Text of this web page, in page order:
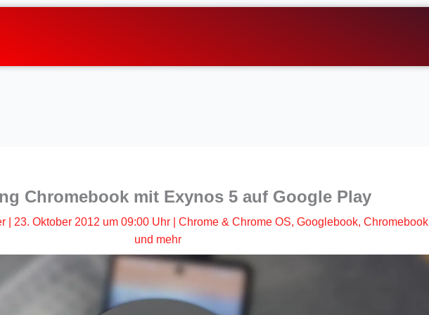
Chromebook mit Exynos 5 auf Google Play
23. Oktober 2012 um 09:00 Uhr Chrome & Chrome OS, Googlebook, Chromebook
und mehr